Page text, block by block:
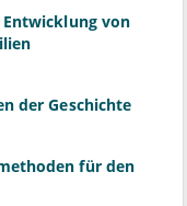
von
der Geschichte
für den